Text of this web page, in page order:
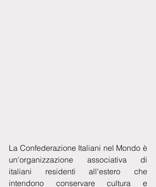
La Confederazione Italiani nel Mondo è
un'organizzazione associativa di
italiani residenti all'estero che
intendono conservare cultura e